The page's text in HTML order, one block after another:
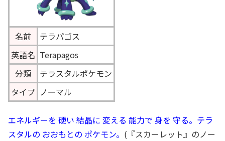
名前
テラパゴス
英語名 Terapagos
分類
テラスタルポケモン
タイプ ノーマル
エネルギーを 硬い 結晶に 変える 能力で 身を 守る。テラ
スタルの おおもとの ポケモン。 (『スカーレット』のノー